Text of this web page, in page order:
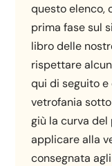
questo elenco,
prima fase sul
libro delle
rispettare
qui di seguito
vetrofania
giù la curva del
applicare alla
consegnata